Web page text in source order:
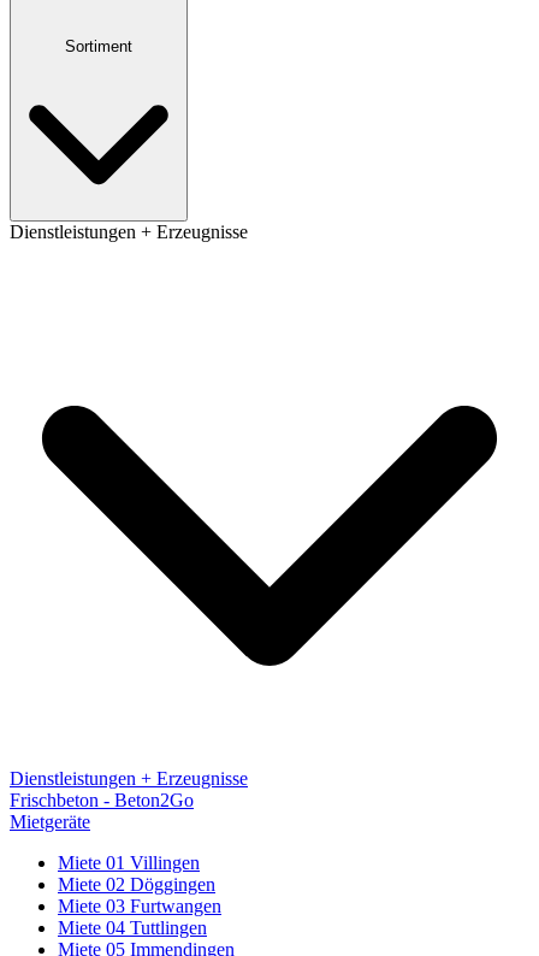
Sortiment
Dienstleistungen + Erzeugnisse
Dienstleistungen + Erzeugnisse
Frischbeton - Beton2Go
Mietgeräte
Miete 01 Villingen
Miete 02 Döggingen
Miete 03 Furtwangen
Miete 04 Tuttlingen
Miete 05 Immendingen